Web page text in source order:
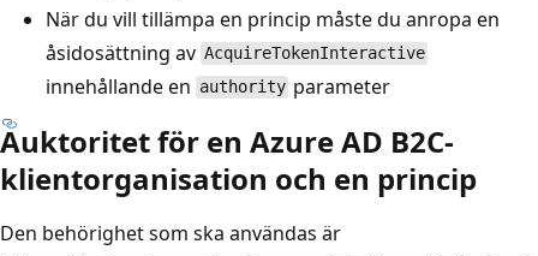
När du vill tillämpa en princip måste du anropa en
åsidosättning av AcquireTokenInteractive
innehållande en authority parameter
Auktoritet för en Azure AD B2C-
klientorganisation och en princip
Den behörighet som ska användas är